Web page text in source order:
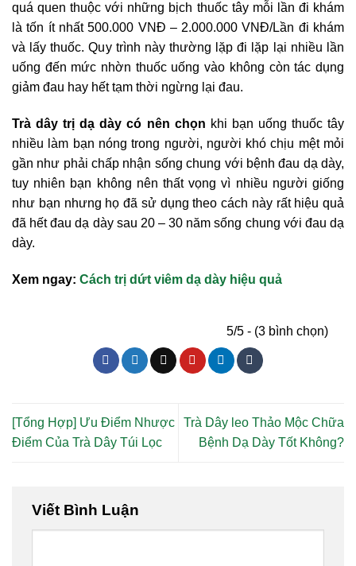
quá quen thuộc với những bịch thuốc tây mỗi lần đi khám
là tốn ít nhất 500.000 VNĐ – 2.000.000 VNĐ/Lần đi khám
và lấy thuốc. Quy trình này thường lặp đi lặp lại nhiều lần
uống đến mức nhờn thuốc uống vào không còn tác dụng
giảm đau hay hết tạm thời ngừng lại đau.
Trà dây trị dạ dày có nên chọn khi bạn uống thuốc tây
nhiều làm bạn nóng trong người, người khó chịu mệt mỏi
gần như phải chấp nhận sống chung với bệnh đau dạ dày,
tuy nhiên bạn không nên thất vọng vì nhiều người giống
như bạn nhưng họ đã sử dụng theo cách này rất hiệu quả
đã hết đau dạ dày sau 20 – 30 năm sống chung với đau dạ
dày.
Xem ngay: Cách trị dứt viêm dạ dày hiệu quả
5/5 - (3 bình chọn)
[Tổng Hợp] Ưu Điểm Nhược
Điểm Của Trà Dây Túi Lọc
Trà Dây leo Thảo Mộc Chữa
Bệnh Dạ Dày Tốt Không?
Viết Bình Luận